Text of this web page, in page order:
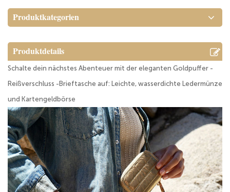
Produktkategorien
Produktdetails
Schalte dein nächstes Abenteuer mit der eleganten Goldpuffer -
Reißverschluss -Brieftasche auf: Leichte, wasserdichte Ledermünze
und Kartengeldbörse